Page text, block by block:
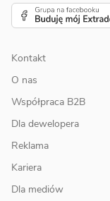
Kontakt
O nas
Współpraca B2B
Dla dewelopera
Reklama
Kariera
Dla mediów